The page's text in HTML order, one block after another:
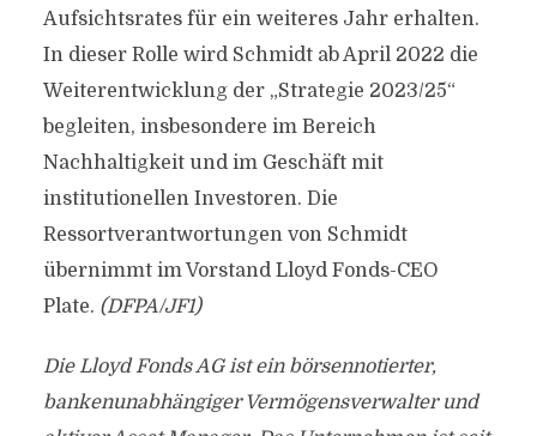
Aufsichtsrates für ein weiteres Jahr erhalten.
In dieser Rolle wird Schmidt ab April 2022 die
Weiterentwicklung der „Strategie 2023/25“
begleiten, insbesondere im Bereich
Nachhaltigkeit und im Geschäft mit
institutionellen Investoren. Die
Ressortverantwortungen von Schmidt
übernimmt im Vorstand Lloyd Fonds-CEO
Plate. (DFPA/JF1)
Die Lloyd Fonds AG ist ein börsennotierter,
bankenunabhängiger Vermögensverwalter und